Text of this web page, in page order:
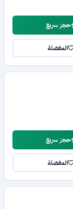
حجز سريع
المفضلة
حجز سريع
المفضلة